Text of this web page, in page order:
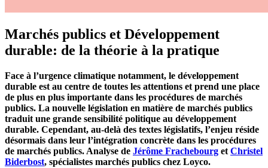
Marchés publics et Développement
durable: de la théorie à la pratique
Face à l’urgence climatique notamment, le développement
durable est au centre de toutes les attentions et prend une place
de plus en plus importante dans les procédures de marchés
publics. La nouvelle législation en matière de marchés publics
traduit une grande sensibilité politique au développement
durable. Cependant, au-delà des textes législatifs, l’enjeu réside
désormais dans leur l’intégration concrète dans les procédures
de marchés publics. Analyse de Jérôme Frachebourg et Christel
Biderbost, spécialistes marchés publics chez Loyco.